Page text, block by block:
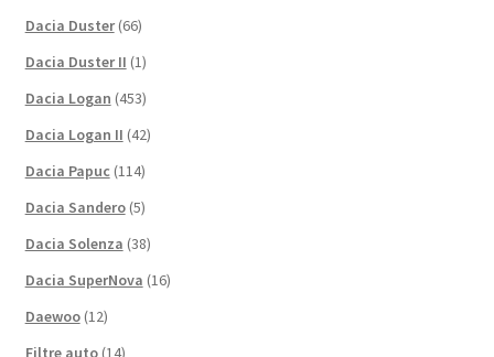
Dacia Duster (66)
Dacia Duster II (1)
Dacia Logan (453)
Dacia Logan II (42)
Dacia Papuc (114)
Dacia Sandero (5)
Dacia Solenza (38)
Dacia SuperNova (16)
Daewoo (12)
Filtre auto (14)